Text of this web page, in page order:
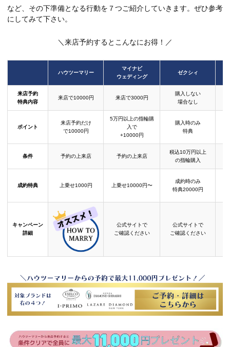
など、その下準備となる行動を７つご紹介していきます。ぜひ参考
にしてみて下さい。
＼来店予約するとこんなにお得！／
ハウツーマリー
マイナビ
ウェディング
ゼクシィ
来店予約
特典内容
来店で10000円 来店で3000円
購入しない
場合なし
ポイント
来店予約だけ
で10000円
5万円以上の指輪購
入で
+10000円
購入時のみ
特典
条件 予約の上来店 予約の上来店
税込10万円以上
の指輪購入
成約特典 上乗せ1000円 上乗せ10000円〜
成約時のみ
特典20000円
キャンペーン
詳細
公式サイトで
ご確認ください
公式サイトで
ご確認ください